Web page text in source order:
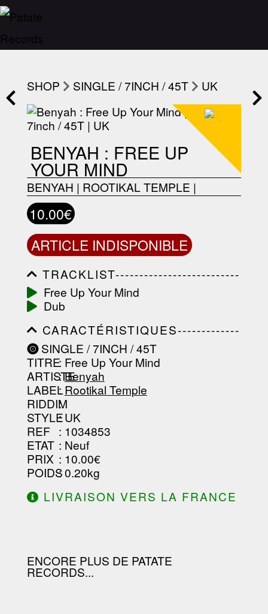
SHOP SINGLE / 7INCH / 45T UK
BENYAH : FREE UP
YOUR MIND
BENYAH | ROOTIKAL TEMPLE |
10.00€
ARTICLE INDISPONIBLE
TRACKLIST--------------------------
-----------------------------------------
-----------------------------------------
-----------------------------------------
-------------------
Free Up Your Mind
Dub
CARACTÉRISTIQUES-------------
-----------------------------------------
-----------------------------------------
-----------------------------------------
-----------------------------------------
--------------------------------
SINGLE / 7INCH / 45T
TITRE: Free Up Your Mind
ARTISTE
:Benyah
LABEL
:Rootikal Temple
RIDDIM
:
STYLE: UK
REF : 1034853
ETAT : Neuf
PRIX : 10.00€
POIDS: 0.20kg
LIVRAISON VERS LA FRANCE
ENCORE PLUS DE PATATE
RECORDS...